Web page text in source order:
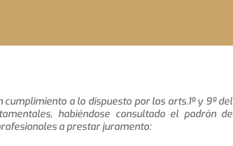
a lo dispuesto por los arts.1º y 9º del
habiéndose consultado el padrón de
a prestar juramento: